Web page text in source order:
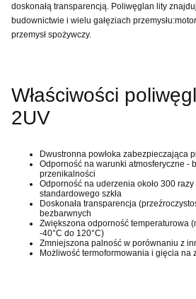
doskonałą transparencją. Poliwęglan lity
budownictwie i wielu gałęziach
przemysł spożywczy.
Właściwości
2UV
Dwustronna powłoka zabezpieczająca
Odporność na warunki atmosferyczne -
przenikalności
Odporność na uderzenia około 300
standardowego szkła
Doskonała transparencja
bezbarwnych
Zwiększona odporność temperaturowa
-40°C do 120°C)
Zmniejszona palność w porównaniu z
Możliwość termoformowania i gięcia na